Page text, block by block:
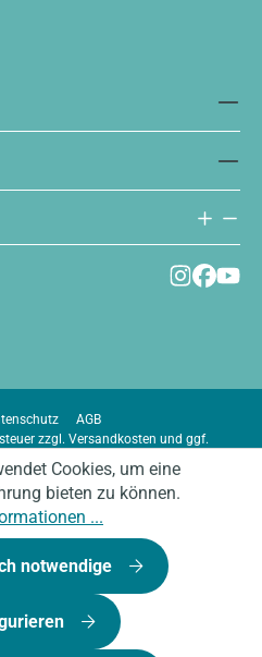
AGB
zzgl. Versandkosten und ggf.
Cookies, um eine
bieten zu können.
...
notwendige